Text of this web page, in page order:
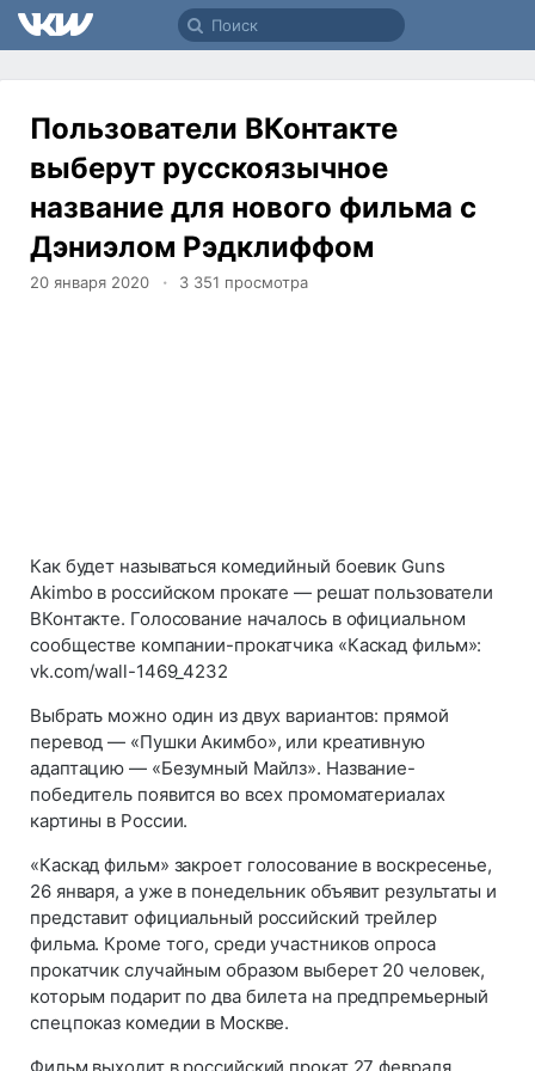
Пользователи ВКонтакте
выберут русскоязычное
название для нового фильма с
Дэниэлом Рэдклиффом
20 января 2020 3 351 просмотра
Как будет называться комедийный боевик Guns
Akimbo в российском прокате — решат пользователи
ВКонтакте. Голосование началось в официальном
сообществе компании-прокатчика «Каскад фильм»:
vk.com/wall-1469_4232
Выбрать можно один из двух вариантов: прямой
перевод — «Пушки Акимбо», или креативную
адаптацию — «Безумный Майлз». Название-
победитель появится во всех промоматериалах
картины в России.
«Каскад фильм» закроет голосование в воскресенье,
26 января, а уже в понедельник объявит результаты и
представит официальный российский трейлер
фильма. Кроме того, среди участников опроса
прокатчик случайным образом выберет 20 человек,
которым подарит по два билета на предпремьерный
спецпоказ комедии в Москве.